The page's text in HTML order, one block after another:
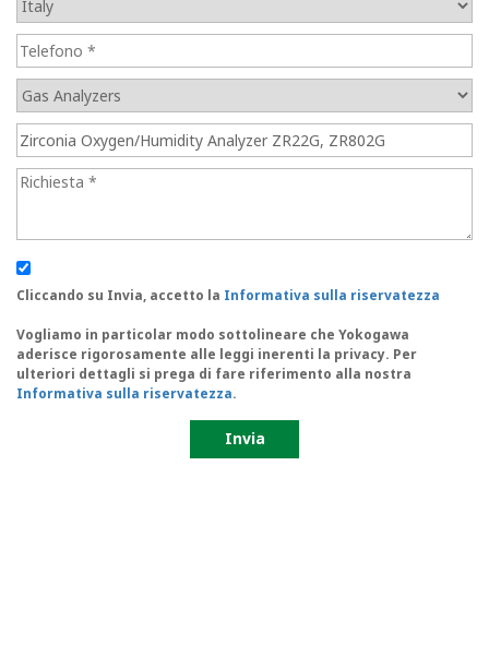
Cliccando su Invia, accetto la Informativa sulla riservatezza
Vogliamo in particolar modo sottolineare che Yokogawa
aderisce rigorosamente alle leggi inerenti la privacy. Per
ulteriori dettagli si prega di fare riferimento alla nostra
Informativa sulla riservatezza.
Invia